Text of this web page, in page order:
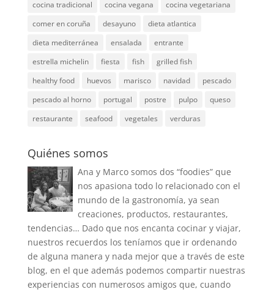
cocina tradicional
cocina vegana
cocina vegetariana
comer en coruña
desayuno
dieta atlantica
dieta mediterránea
ensalada
entrante
estrella michelin
fiesta fish
grilled fish
healthy food
huevos marisco navidad
pescado
pescado al horno
portugal postre pulpo
queso
restaurante
seafood vegetales verduras
Quiénes somos
Ana y Marco somos dos “foodies” que
nos apasiona todo lo relacionado con el
mundo de la gastronomía, ya sean
creaciones, productos, restaurantes,
tendencias… Dado que nos encanta cocinar y viajar,
nuestros recuerdos los teníamos que ir ordenando
de alguna manera y nada mejor que a través de este
blog, en el que además podemos compartir nuestras
experiencias con numerosos amigos que, cuando